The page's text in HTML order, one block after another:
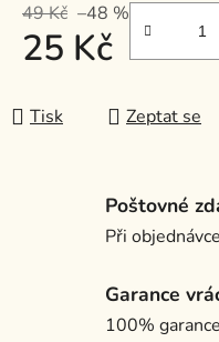
49 Kč –48 %
25 Kč
Tisk Zeptat se
Poštovné
Při
Garance
100%